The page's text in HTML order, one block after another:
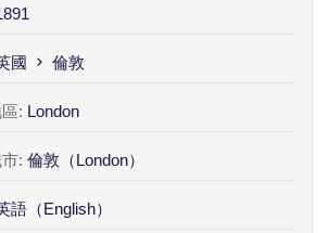
國 倫敦
: London
: 倫敦（London）
語（English）